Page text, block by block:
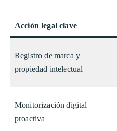
Acción legal clave
Registro de marca y
propiedad intelectual
Monitorización digital
proactiva